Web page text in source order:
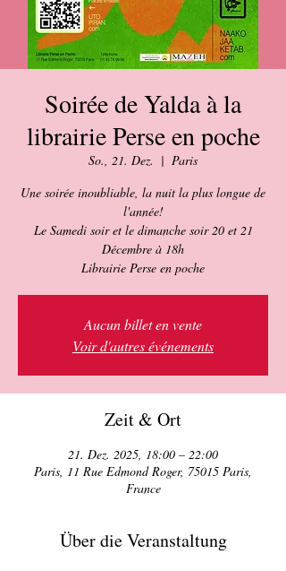
Soirée de Yalda à la
librairie Perse en poche
So., 21. Dez.
  |
Paris
Une soirée inoubliable, la nuit la plus longue de
l'année!
Le Samedi soir et le dimanche soir 20 et 21
Décembre à 18h
Aucun billet en vente
Voir d'autres événements
Zeit & Ort
21. Dez. 2025, 18:00 – 22:00
Paris, 11 Rue Edmond Roger, 75015 Paris,
France
Über die Veranstaltung